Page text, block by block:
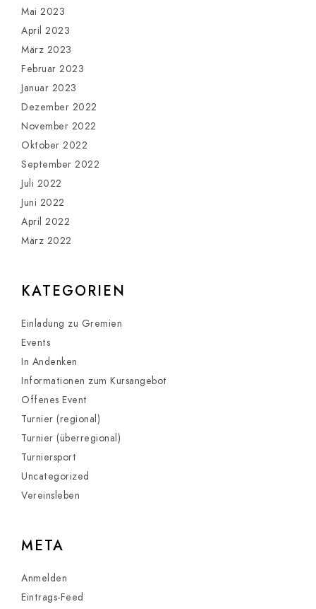
Mai 2023
April 2023
März 2023
Februar 2023
Januar 2023
Dezember 2022
November 2022
Oktober 2022
September 2022
Juli 2022
Juni 2022
April 2022
März 2022
KATEGORIEN
Einladung zu Gremien
Events
In Andenken
Informationen zum Kursangebot
Offenes Event
Turnier (regional)
Turnier (überregional)
Turniersport
Uncategorized
Vereinsleben
META
Anmelden
Eintrags-Feed